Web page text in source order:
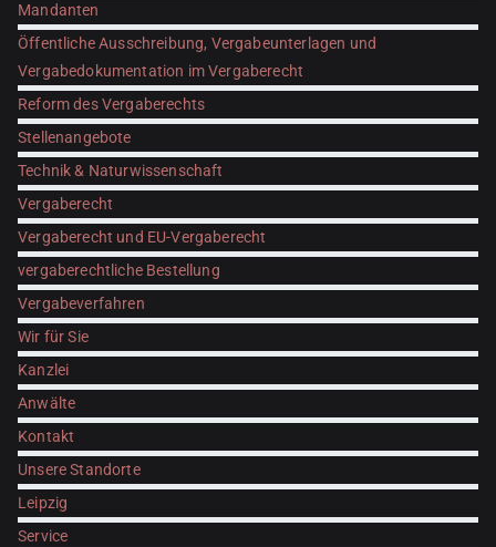
Mandanten
Öffentliche Ausschreibung, Vergabeunterlagen und
Vergabedokumentation im Vergaberecht
Reform des Vergaberechts
Stellenangebote
Technik & Naturwissenschaft
Vergaberecht
Vergaberecht und EU-Vergaberecht
vergaberechtliche Bestellung
Vergabeverfahren
Wir für Sie
Kanzlei
Anwälte
Kontakt
Unsere Standorte
Leipzig
Service